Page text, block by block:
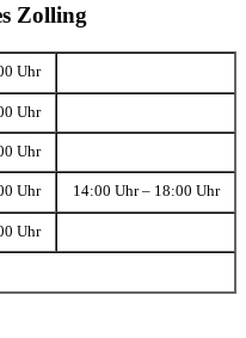
Zolling
Uhr
Uhr
Uhr
Uhr 14:00 Uhr – 18:00 Uhr
Uhr